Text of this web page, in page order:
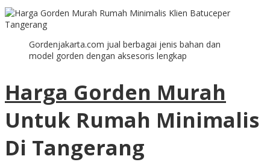
Gordenjakarta.com jual berbagai jenis bahan dan
model gorden dengan aksesoris lengkap
Harga Gorden Murah
Untuk Rumah Minimalis
Di Tangerang